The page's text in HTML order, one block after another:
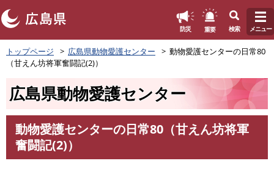
ペ
ー
防災 重要 検索 メニュー
トップページ 広島県動物愛護センター
動物愛護センターの日常80
（甘えん坊将軍奮闘記(2)）
広島県動物愛護センター
動物愛護センターの日常80（甘えん坊将軍
奮闘記(2)）